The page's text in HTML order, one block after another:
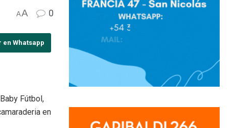
AA 0
en Whatsapp
Fútbol,
en